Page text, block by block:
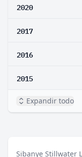
2020
2017
2016
2015
Expandir todo
Sibanye Stillwater